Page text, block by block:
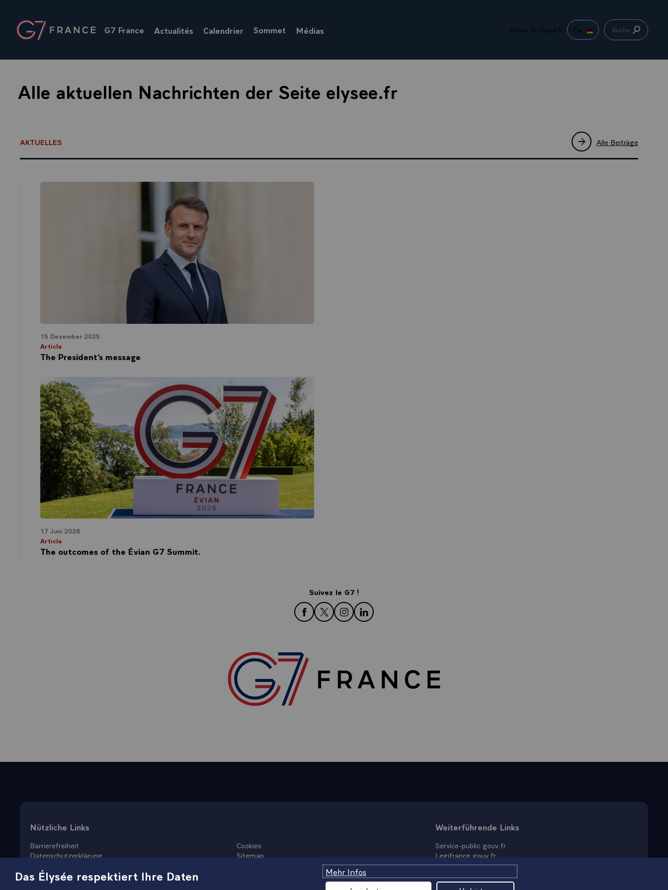
Zur Startseite G7 France Actualités Calendrier Sommet Médias Zurück zu Elysee.fr De Suche
Alle aktuellen Nachrichten der Seite elysee.fr
AKTUELLES Alle Beiträge
15 Dezember 2025
Article
The President’s message
17 Juni 2026
Article
The outcomes of the Évian G7 Summit.
Suivez le G7 !
Besuchen Sie uns auf Facebook
Besuchen Sie uns auf Twitter
Besuchen Sie uns auf Instagram
Besuchen Sie uns auf LinkedIn
Nützliche Links
Barrierefreiheit
Datenschutzerklärung
Cookies
Sitemap
Weiterführende Links
Service-public.gouv.fr
Legifrance.gouv.fr
Info.gouv.fr
France.fr
Das Élysée respektiert Ihre Daten Mehr Infos